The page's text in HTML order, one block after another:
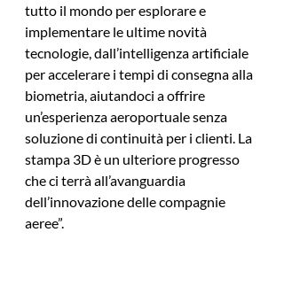
tutto il mondo per esplorare e
implementare le ultime novità
tecnologie, dall’intelligenza artificiale
per accelerare i tempi di consegna alla
biometria, aiutandoci a offrire
un’esperienza aeroportuale senza
soluzione di continuità per i clienti. La
stampa 3D è un ulteriore progresso
che ci terrà all’avanguardia
dell’innovazione delle compagnie
aeree”.